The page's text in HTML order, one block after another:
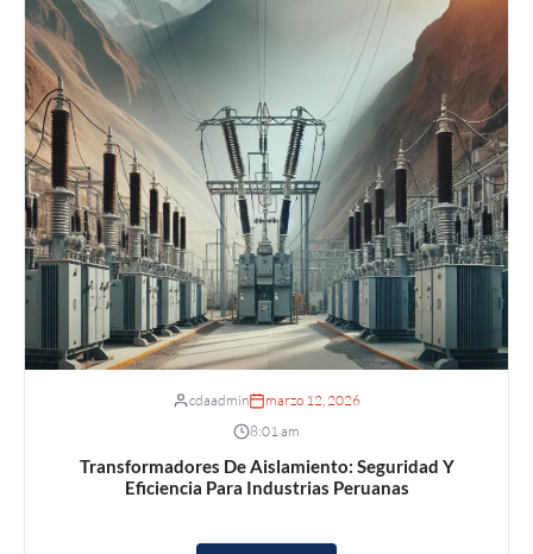
cdaadmin
marzo 12, 2026
8:01 am
Transformadores De Aislamiento: Seguridad Y
Eficiencia Para Industrias Peruanas